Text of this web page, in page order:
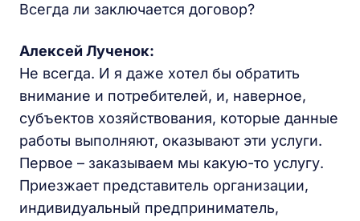
Всегда ли заключается договор?
Алексей Лученок:
Не всегда. И я даже хотел бы обратить
внимание и потребителей, и, наверное,
субъектов хозяйствования, которые данные
работы выполняют, оказывают эти услуги.
Первое – заказываем мы какую-то услугу.
Приезжает представитель организации,
индивидуальный предприниматель,